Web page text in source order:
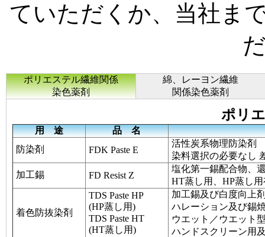
ていただくか、当社ま
ポリエステル繊維関係
染色薬剤
綿、レーヨン繊維
関係染色薬剤
ポリ
用 途
品 名
防染剤
FDK Paste E
活性炭系物理防染剤
染料選択の必要なし
加工錫
FD Resist Z
塩化第一錫配合物、
HT蒸し用、HP蒸し
着色防抜染剤
TDS Paste HP
(HP蒸し用)
TDS Paste HT
(HT蒸し用)
加工錫及び白度向上
ハレーション及び錫
ウエット／ウエット
ハンドスクリーン用